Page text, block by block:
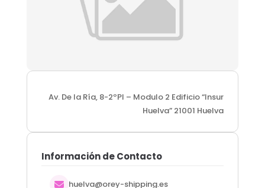
Av. De la Ría, 8-2ºPl – Modulo 2 Edificio “Insur
Huelva” 21001 Huelva
Información de Contacto
huelva@orey-shipping.es